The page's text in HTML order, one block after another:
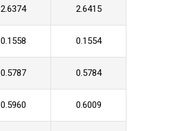
2.6374 2.6415
0.1558 0.1554
0.5787 0.5784
0.5960 0.6009